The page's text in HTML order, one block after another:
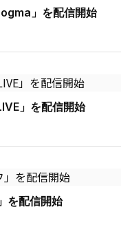
」を配信開始
」を配信開始
を配信開始